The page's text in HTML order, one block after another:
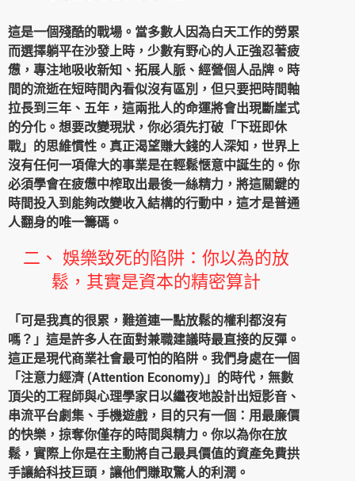
這是一個殘酷的戰場。當多數人因為白天工作的勞累
而選擇躺平在沙發上時，少數有野心的人正強忍著疲
憊，專注地吸收新知、拓展人脈、經營個人品牌。時
間的流逝在短時間內看似沒有區別，但只要把時間軸
拉長到三年、五年，這兩批人的命運將會出現斷崖式
的分化。想要改變現狀，你必須先打破「下班即休
戰」的思維慣性。真正渴望賺大錢的人深知，世界上
沒有任何一項偉大的事業是在輕鬆愜意中誕生的。你
必須學會在疲憊中榨取出最後一絲精力，將這關鍵的
時間投入到能夠改變收入結構的行動中，這才是普通
人翻身的唯一籌碼。
二、 娛樂致死的陷阱：你以為的放
鬆，其實是資本的精密算計
「可是我真的很累，難道連一點放鬆的權利都沒有
嗎？」這是許多人在面對兼職建議時最直接的反彈。
這正是現代商業社會最可怕的陷阱。我們身處在一個
「注意力經濟 (Attention Economy) 」的時代，無數
頂尖的工程師與心理學家日以繼夜地設計出短影音、
串流平台劇集、手機遊戲，目的只有一個：用最廉價
的快樂，掠奪你僅存的時間與精力。你以為你在放
鬆，實際上你是在主動將自己最具價值的資產免費拱
手讓給科技巨頭，讓他們賺取驚人的利潤。